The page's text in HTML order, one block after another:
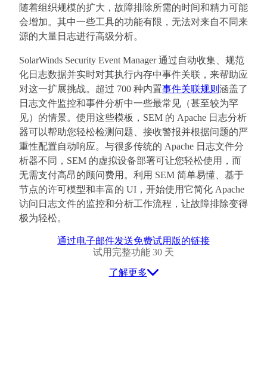
随着组织规模的扩大，故障排除所需的时间和精力可能
会增加。其中一些工具的功能有限，无法对来自不同来
源的大量日志进行高级分析。
SolarWinds Security Event Manager 通过自动收集、规范
化日志数据并实时对其执行内存中事件关联，来帮助应
对这一扩展挑战。超过 700 种内置事件关联规则 涵盖了
日志文件监控和事件分析中一些最常见（甚至较为罕
见）的情景。使用这些模板，SEM 的 Apache 日志分析
器可以帮助您轻松检测问题、接收警报并根据问题的严
重性配置自动响应。与很多传统的 Apache 日志文件分
析器不同，SEM 的虚拟设备部署可让您轻松使用，而
无需支付高昂的顾问费用。利用 SEM 简单易懂、基于
节点的许可模型和丰富的 UI，开始使用它简化 Apache
访问日志文件的监控和分析工作流程，让故障排除变得
极为轻松。
通过电子邮件发送免费试用版的链接
试用完整功能 30 天
了解更多